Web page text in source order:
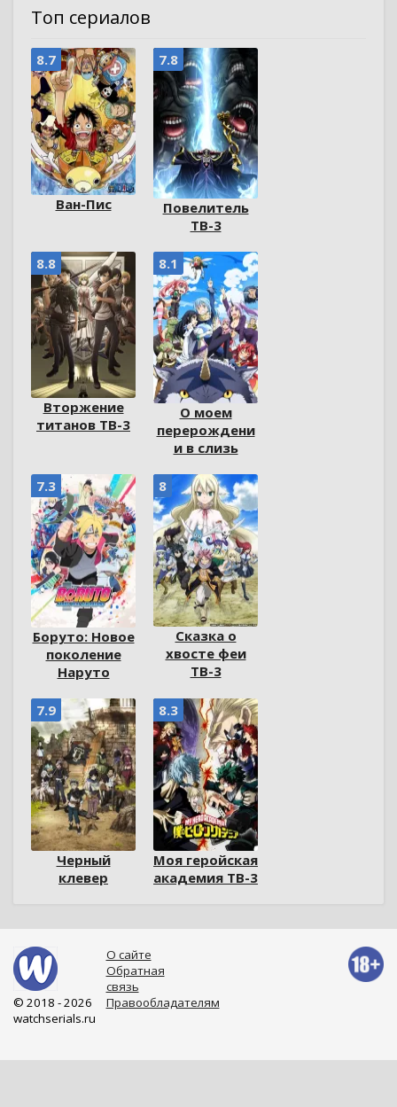
Топ сериалов
8.7
Ван-Пис
7.8
Повелитель
ТВ-3
8.8
Вторжение
титанов ТВ-3
8.1
О моем
перерождени
и в слизь
7.3
Боруто: Новое
поколение
Наруто
8
Сказка о
хвосте феи
ТВ-3
7.9
Черный
клевер
8.3
Моя геройская
академия ТВ-3
© 2018 - 2026
watchserials.ru
О сайте
Обратная
связь
Правообладателям